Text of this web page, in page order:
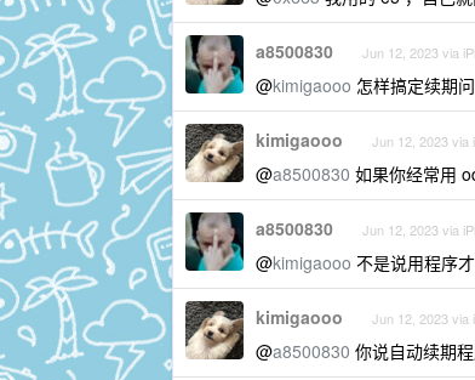
a8500830 Jun 12, 2023 via
@kimigaooo 怎样搞定续期
kimigaooo Jun 12, 2023 via
@a8500830 如果你经常用
a8500830 Jun 12, 2023 via
@kimigaooo 不是说用程序
kimigaooo Jun 12, 2023 via
@a8500830 你说自动续期